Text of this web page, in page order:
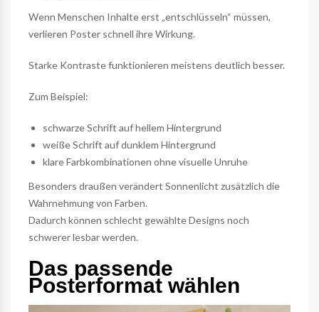
Wenn Menschen Inhalte erst „entschlüsseln“ müssen,
verlieren Poster schnell ihre Wirkung.
Starke Kontraste funktionieren meistens deutlich besser.
Zum Beispiel:
schwarze Schrift auf hellem Hintergrund
weiße Schrift auf dunklem Hintergrund
klare Farbkombinationen ohne visuelle Unruhe
Besonders draußen verändert Sonnenlicht zusätzlich die
Wahrnehmung von Farben.
Dadurch können schlecht gewählte Designs noch
schwerer lesbar werden.
Das passende
Posterformat wählen